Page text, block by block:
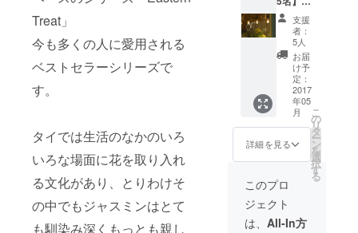
Treat」
今も多くの人に愛用される
ベストセラーシリーズで
す。
タイでは生活のなかのいろ
いろな場面に花を取り入れ
る文化があり、とりわけそ
の中でもジャスミンはとて
も馴染み深くもっとも親し
¥38,772
円 税込)
・シャ
ンプー
・シャ
ワー&バ
スク
リーム
・ボ
ディク
リーム
イル ・
ハンド
クリー
ム ・ハ
Erb ×
offf
ディ
ナーイ
ベント
前売り
チケッ
ト (定価
9,000
円)
支援
者：
5人
お届
け予
定：
2017
年05
月
詳細を見る
こ
の
リ
タ
ー
ン
を
選
択
す
る
このプロ
ジェクト
は、 All-In方